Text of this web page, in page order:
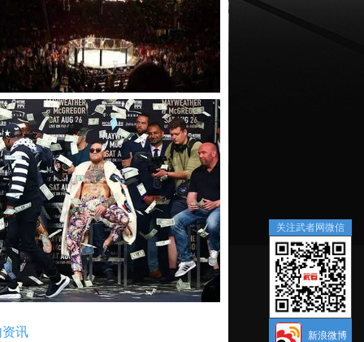
讯
关注武者网微信
新浪微博